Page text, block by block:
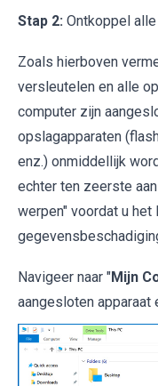
Stap 2: Ontkoppel
Zoals hierboven
versleutelen en alle
computer zijn
opslagapparaten
enz.) onmiddellijk
echter ten zeerste
werpen" voordat u
Navigeer naar "Mijn
aangesloten apparaat